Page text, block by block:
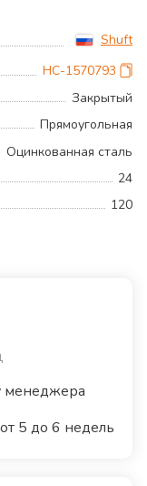
Shuft
НС-1570793
Закрытый
Прямоугольная
Оцинкованная сталь
24
120
менеджера
5 до 6 недель